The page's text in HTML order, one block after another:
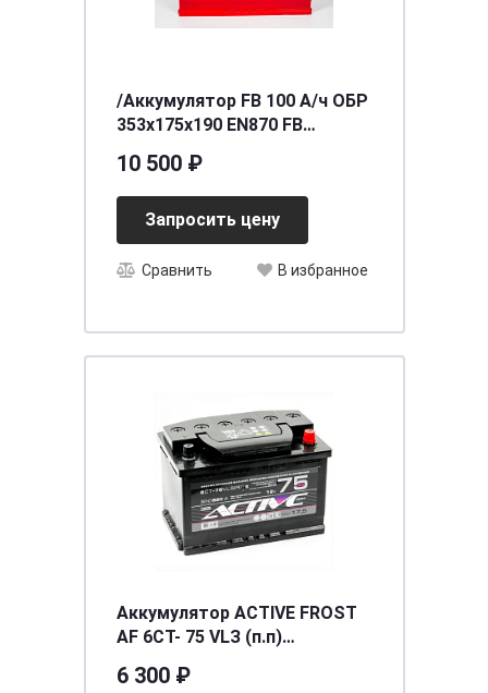
/Аккумулятор FB 100 А/ч ОБР
353х175х190 EN870 FB
10 500 ₽
Запросить цену
Сравнить В избранное
Аккумулятор ACTIVE FROST
AF 6СТ- 75 VLЗ (п.п)
6 300 ₽